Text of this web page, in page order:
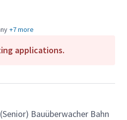
+7 more
applications.
Bauüberwacher Bahn